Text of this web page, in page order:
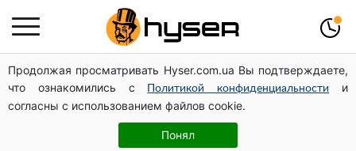
Продолжая просматривать Hyser.com.ua Вы подтверждаете,
что ознакомились с
Политикой конфиденциальности
и
согласны с использованием файлов cookie.
Понял
Гола Олена Тополя у цікавих позах змусила відвисати
щелепи: злив відео – було лише початком
Олена Тополя злив відео – це далеко не все: фронтмен
"Антитіла" Тарас Тополя став наступним